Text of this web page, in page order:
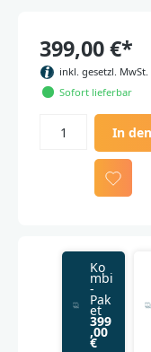
399,00 €*
inkl. gesetzl. MwSt.
Sofort lieferbar
In
Ko
mbi
-
Pak
et
399
,00
€